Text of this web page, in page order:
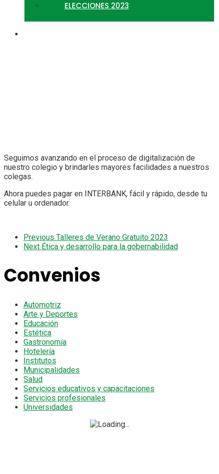
ELECCIONES 2023
Seguimos avanzando en el proceso de digitalización de
nuestro colegio y brindarles mayores facilidades a nuestros
colegas.
Ahora puedes pagar en INTERBANK, fácil y rápido, desde tu
celular u ordenador.
Previous Talleres de Verano Gratuito 2023
Next Ética y desarrollo para la gobernabilidad
Convenios
Automotriz
Arte y Deportes
Educación
Estética
Gastronomía
Hotelería
Institutos
Municipalidades
Salud
Servicios educativos y capacitaciones
Servicios profesionales
Universidades